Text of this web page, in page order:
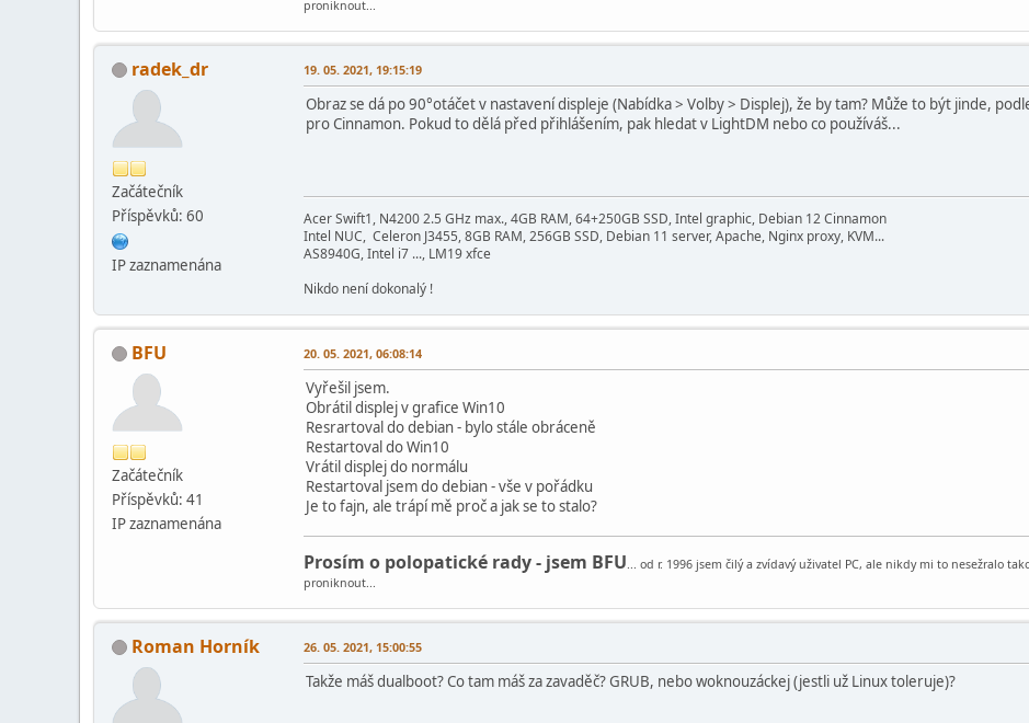
proniknout...
radek_dr
Začátečník
Příspěvků: 60
IP zaznamenána
19. 05. 2021, 19:15:19
Obraz se dá po 90°otáčet v nastavení displeje (Nabídka > Volby > Displej), že by tam? Může to být jinde,
pro Cinnamon. Pokud to dělá před přihlášením, pak hledat v LightDM nebo co používáš...
Acer Swift1, N4200 2.5 GHz max., 4GB RAM, 64+250GB SSD, Intel graphic, Debian 12 Cinnamon
Intel NUC, Celeron J3455, 8GB RAM, 256GB SSD, Debian 11 server, Apache, Nginx proxy, KVM...
AS8940G, Intel i7 ..., LM19 xfce
Nikdo není dokonalý !
BFU
Začátečník
Příspěvků: 41
IP zaznamenána
20. 05. 2021, 06:08:14
Vyřešil jsem.
Obrátil displej v grafice Win10
Resrartoval do debian - bylo stále obráceně
Restartoval do Win10
Vrátil displej do normálu
Restartoval jsem do debian - vše v pořádku
Je to fajn, ale trápí mě proč a jak se to stalo?
Prosím o polopatické rady - jsem BFU ... od r. 1996 jsem čilý a zvídavý uživatel PC, ale nikdy mi to nesežralo
proniknout...
Roman Horník 26. 05. 2021, 15:00:55
Takže máš dualboot? Co tam máš za zavaděč? GRUB, nebo woknouzáckej (jestli už Linux toleruje)?